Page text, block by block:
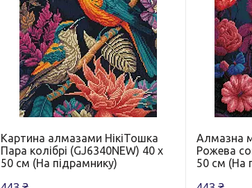
Картина алмазами НікіТошка
Пара колібрі (GJ6340NEW) 40 х
50 см (На підрамнику)
Алмазна
Рожева
50 см (На